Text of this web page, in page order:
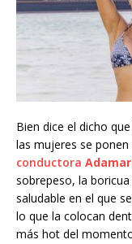
Bien dice el dicho
las mujeres se
conductora
sobrepeso, la
saludable en el que
lo que la colocan
más hot del